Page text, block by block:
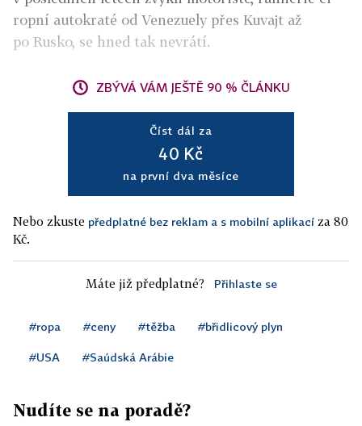
ropní autokraté od Venezuely přes Kuvajt až
po Rusko, se hned tak nevrátí.
ZBÝVÁ VÁM JEŠTĚ 90 % ČLÁNKU
Číst dál za
40 Kč
na první dva měsíce
Nebo zkuste předplatné bez reklam a s mobilní aplikací za 80
Kč.
Máte již předplatné? Přihlaste se
#ropa #ceny #těžba #břidlicový plyn
#USA #Saúdská Arábie
Nudíte se na poradě?